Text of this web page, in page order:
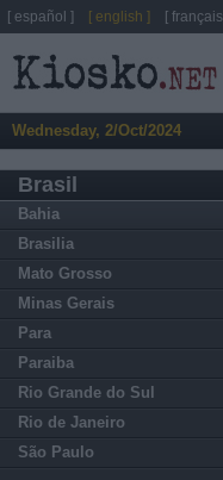
Wednesday, 2/Oct/2024
Brasil
Bahia
Brasilia
Mato Grosso
Minas Gerais
Para
Paraiba
Rio Grande do Sul
Rio de Janeiro
São Paulo
[ español ] [ english ] [ français